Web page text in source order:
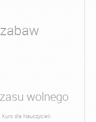
wolnego
Kurs dla Nauczycieli